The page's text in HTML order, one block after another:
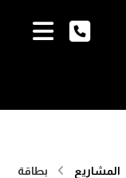
المشاريع بطاقة